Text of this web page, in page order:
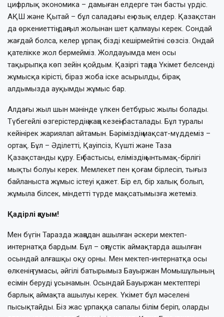
цифрлық экономика – дамыған елдерге тән басты үрдіс.
АҚШ және Қытай – бұл саладағы ең озық елдер. Қазақстан
да өркениеттің даңғыл жолынан шет қалмауы керек. Сондай
жағдай болса, келер ұрпақ бізді кешірмейтіні сөзсіз. Ондай
қателікке жол бермейміз. Жолдауымда мен осы
тақырыпқа көп зейін қойдым. Қазіргі таңда Үкімет белсенді
жұмысқа кірісті, біраз жоба іске асырылды, бірақ
алдымызда ауқымды жұмыс бар.
Алдағы жыл шын мәнінде үлкен бетбұрыс жылы болады.
Түбегейлі өзгерістердің жаңа кезеңі басталады. Бұл туралы
кейінірек жариялап айтамын. Бәріміздің мақсат-мүддеміз –
ортақ. Бұл – Әділетті, Қауіпсіз, Күшті және Таза
Қазақстанды құру. Ең бастысы, еліміздің ынтымақ-бірлігі
мықты болуы керек. Мемлекет пен қоғам бірлесіп, тығыз
байланыста жұмыс істеуі қажет. Бір ел, бір халық болып,
жұмыла білсек, міндетті түрде мақсатымызға жетеміз.
Қадірлі қауым!
Мен бүгін Таразда жаңадан ашылған әскери мектеп-
интернатқа бардым. Бұл – оңтүстік аймақтарда ашылған
осындай алғашқы оқу орны. Мен мектеп-интернатқа осы
өлкенің тумасы, әйгілі батырымыз Бауыржан Момышұлының
есімін беруді ұсынамын. Осындай Бауыржан мектептері
барлық аймақта ашылуы керек. Үкімет бұл мәселені
пысықтайды. Біз жас ұрпаққа сапалы білім беріп, оларды